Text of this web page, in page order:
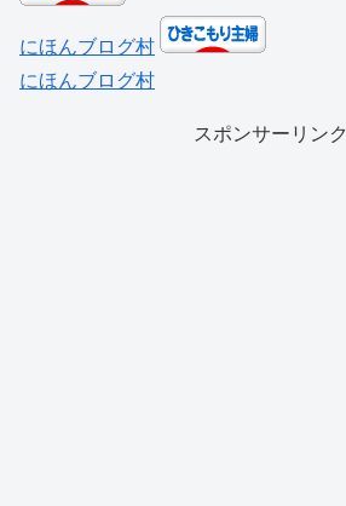
にほんブログ村
にほんブログ村
スポンサーリンク